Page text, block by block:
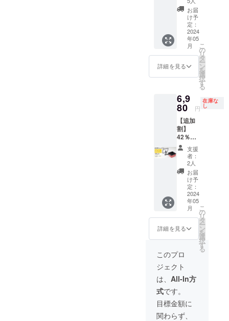
23760
円 ※ リ
ターン
価格は
税、送
料を含
む金額
です。
＞
20cmマ
ルチパ
ン＋無
水調理
蓋 着脱
式取っ
手 ※一
般販売
価格：
円 ※ リ
ターン
価格は
税、送
料を含
む金額
です。
お届
け予
定：
2024
年05
月
詳細を見る
こ
の
リ
タ
ー
ン
を
選
択
す
る
6,9
80 円
在庫な
し
【追加
割】
42％OF
F！ ＜
リター
ン内容
＞
20cmマ
ルチパ
ン＋無
水調理
蓋 着脱
式取っ
手 ※一
般販売
価格：
12100
円 ※ リ
ターン
価格は
税、送
料を含
む金額
です。
支援
者：
2人
お届
け予
定：
2024
年05
月
詳細を見る
こ
の
リ
タ
ー
ン
を
選
択
す
る
このプロ
ジェクト
は、 All-In方
式です。
目標金額に
関わらず、